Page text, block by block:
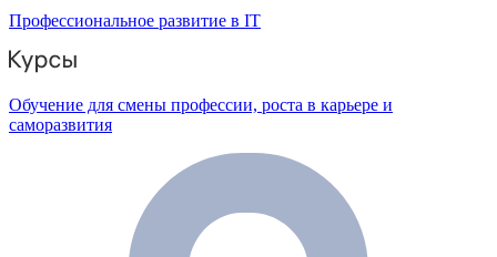
Профессиональное развитие в IT
Обучение для смены профессии, роста в карьере и
саморазвития